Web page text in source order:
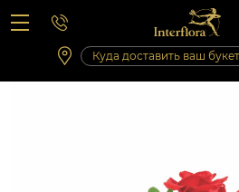
Вопросы-ответы
Сб 10:00 ‐ 14:00
Выходные и праздничные дни